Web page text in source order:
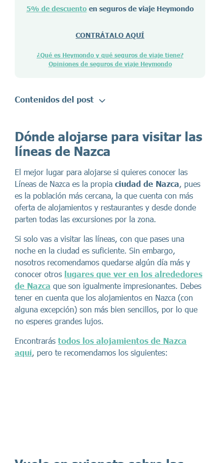
5% de descuentoen seguros de viaje Heymondo
CONTRÁTALO AQUÍ
¿Qué es Heymondo y qué seguros de viaje tiene?
Opiniones de seguros de viaje Heymondo
Contenidos del post
Dónde alojarse para visitar las
líneas de Nazca
El mejor lugar para alojarse si quieres conocer las
Líneas de Nazca es la propia ciudad de Nazca, pues
es la población más cercana, la que cuenta con más
oferta de alojamientos y restaurantes y desde donde
parten todas las excursiones por la zona.
Si solo vas a visitar las líneas, con que pases una
noche en la ciudad es suficiente. Sin embargo,
nosotros recomendamos quedarse algún día más y
conocer otros lugares que ver en los alrededores
de Nazca que son igualmente impresionantes. Debes
tener en cuenta que los alojamientos en Nazca (con
alguna excepción) son más bien sencillos, por lo que
no esperes grandes lujos.
Encontrarás todos los alojamientos de Nazca
aquí, pero te recomendamos los siguientes: